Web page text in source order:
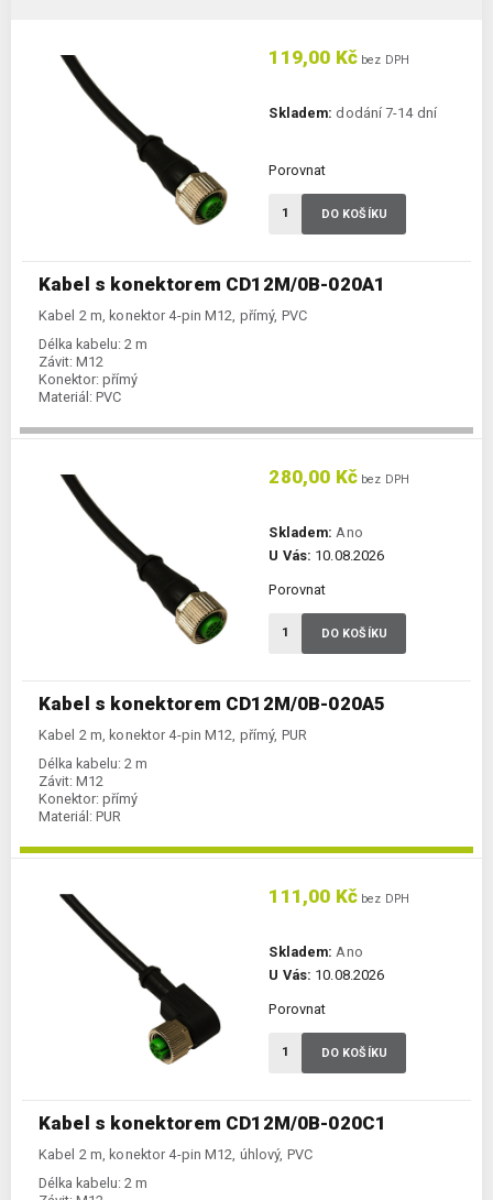
Kabel s konektorem CD12M/0B-020A1
Kabel 2 m, konektor 4-pin M12, přímý, PVC
Délka kabelu: 2 m
Závit: M12
Konektor: přímý
Materiál: PVC
119,00 Kč bez DPH
Skladem: dodání 7-14 dní
Porovnat
DO KOŠÍKU
Kabel s konektorem CD12M/0B-020A5
Kabel 2 m, konektor 4-pin M12, přímý, PUR
Délka kabelu: 2 m
Závit: M12
Konektor: přímý
Materiál: PUR
280,00 Kč bez DPH
Skladem: Ano
U Vás: 10.08.2026
Porovnat
DO KOŠÍKU
Kabel s konektorem CD12M/0B-020C1
Kabel 2 m, konektor 4-pin M12, úhlový, PVC
Délka kabelu: 2 m
111,00 Kč bez DPH
Skladem: Ano
U Vás: 10.08.2026
Porovnat
DO KOŠÍKU